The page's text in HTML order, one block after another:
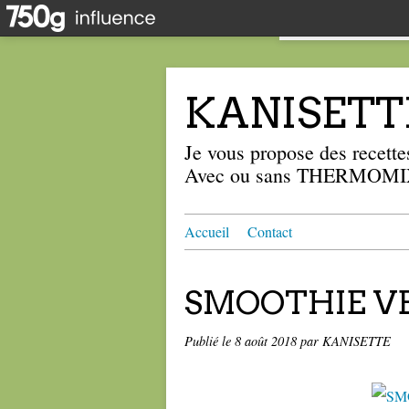
Je vous propose des
Avec ou sans
Accueil Contact
SMOOTHIE
Publié le 8 août 2018 par KANISETTE